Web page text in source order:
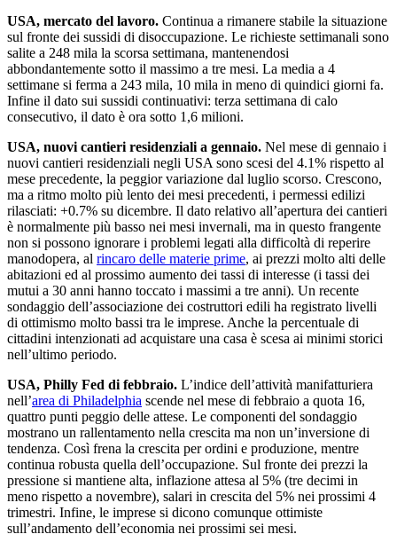
USA, mercato del lavoro. Continua a rimanere stabile la situazione
sul fronte dei sussidi di disoccupazione. Le richieste settimanali sono
salite a 248 mila la scorsa settimana, mantenendosi
abbondantemente sotto il massimo a tre mesi. La media a 4
settimane si ferma a 243 mila, 10 mila in meno di quindici giorni fa.
Infine il dato sui sussidi continuativi: terza settimana di calo
consecutivo, il dato è ora sotto 1,6 milioni.
USA, nuovi cantieri residenziali a gennaio. Nel mese di gennaio i
nuovi cantieri residenziali negli USA sono scesi del 4.1% rispetto al
mese precedente, la peggior variazione dal luglio scorso. Crescono,
ma a ritmo molto più lento dei mesi precedenti, i permessi edilizi
rilasciati: +0.7% su dicembre. Il dato relativo all’apertura dei cantieri
è normalmente più basso nei mesi invernali, ma in questo frangente
non si possono ignorare i problemi legati alla difficoltà di reperire
manodopera, al rincaro delle materie prime, ai prezzi molto alti delle
abitazioni ed al prossimo aumento dei tassi di interesse (i tassi dei
mutui a 30 anni hanno toccato i massimi a tre anni). Un recente
sondaggio dell’associazione dei costruttori edili ha registrato livelli
di ottimismo molto bassi tra le imprese. Anche la percentuale di
cittadini intenzionati ad acquistare una casa è scesa ai minimi storici
nell’ultimo periodo.
USA, Philly Fed di febbraio. L’indice dell’attività manifatturiera
nell’area di Philadelphia scende nel mese di febbraio a quota 16,
quattro punti peggio delle attese. Le componenti del sondaggio
mostrano un rallentamento nella crescita ma non un’inversione di
tendenza. Così frena la crescita per ordini e produzione, mentre
continua robusta quella dell’occupazione. Sul fronte dei prezzi la
pressione si mantiene alta, inflazione attesa al 5% (tre decimi in
meno rispetto a novembre), salari in crescita del 5% nei prossimi 4
trimestri. Infine, le imprese si dicono comunque ottimiste
sull’andamento dell’economia nei prossimi sei mesi.